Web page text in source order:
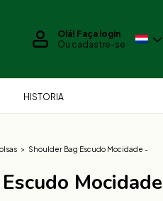
Olá! Faça login
Ou cadastre-se
HISTORIA
> Shoulder Bag Escudo Mocidade -
Mocidade